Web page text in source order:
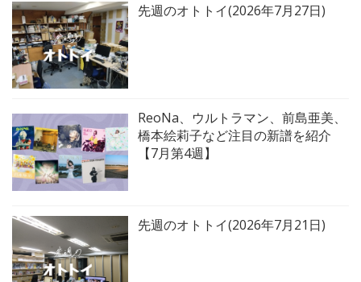
先週のオトトイ(2026年7月27日)
ReoNa、ウルトラマン、前島亜美、
橋本絵莉子など注目の新譜を紹介
【7月第4週】
先週のオトトイ(2026年7月21日)